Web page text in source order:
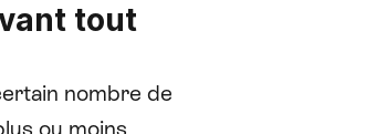
tout
nombre de
ou moins